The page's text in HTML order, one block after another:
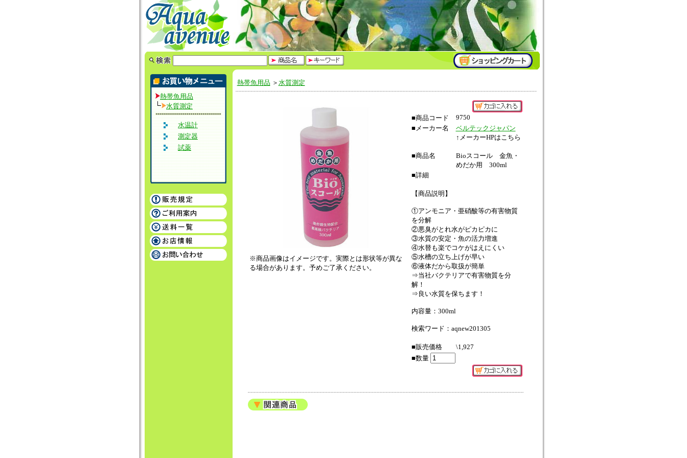
熱帯魚用品
水質測定
水温計
測定器
試薬
熱帯魚用品 ＞ 水質測定
※商品画像はイメージです。実際とは形状等が異な
る場合があります。予めご了承ください。
■商品コード
9750
■メーカー名
ベルテックジャパン
↑メーカーHPはこちら
■商品名
Bioスコール 金魚・
めだか用 300ml
■詳細
【商品説明】
①アンモニア・亜硝酸等の有害物質
を分解
②悪臭がとれ水がピカピカに
③水質の安定・魚の活力増進
④水替も楽でコケがはえにくい
⑤水槽の立ち上げが早い
⑥液体だから取扱が簡単
⇒当社バクテリアで有害物質を分
解！
⇒良い水質を保ちます！
内容量：300ml
検索ワード：aqnew201305
■販売価格
\1,927
■数量